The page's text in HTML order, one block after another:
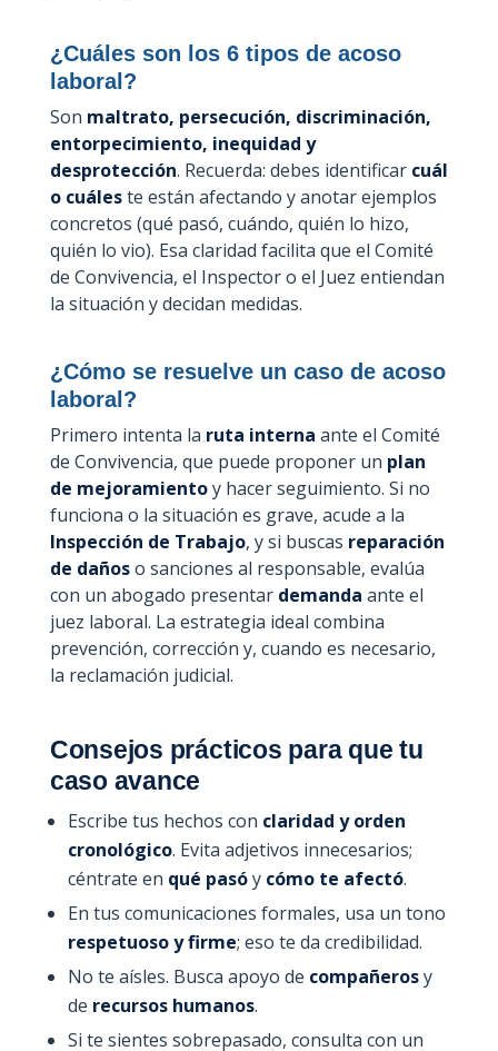
¿Cuáles son los 6 tipos de acoso
laboral?
Son maltrato, persecución, discriminación,
entorpecimiento, inequidad y
desprotección. Recuerda: debes identificar cuál
o cuáleste están afectando y anotar ejemplos
concretos (qué pasó, cuándo, quién lo hizo,
quién lo vio). Esa claridad facilita que el Comité
de Convivencia, el Inspector o el Juez entiendan
la situación y decidan medidas.
¿Cómo se resuelve un caso de acoso
laboral?
Primero intenta la ruta interna ante el Comité
de Convivencia, que puede proponer un plan
de mejoramientoy hacer seguimiento. Si no
funciona o la situación es grave, acude a la
Inspección de Trabajo, y si buscas reparación
de dañoso sanciones al responsable, evalúa
con un abogado presentar demanda ante el
juez laboral. La estrategia ideal combina
prevención, corrección y, cuando es necesario,
la reclamación judicial.
Consejos prácticos para que tu
caso avance
Escribe tus hechos con claridad y orden
cronológico. Evita adjetivos innecesarios;
céntrate en qué pasóy cómo te afectó.
En tus comunicaciones formales, usa un tono
respetuoso y firme; eso te da credibilidad.
No te aísles. Busca apoyo de compañerosy
de recursos humanos.
Si te sientes sobrepasado, consulta con un